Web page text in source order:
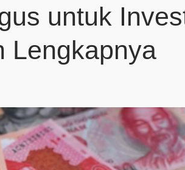
untuk
Lengkapnya